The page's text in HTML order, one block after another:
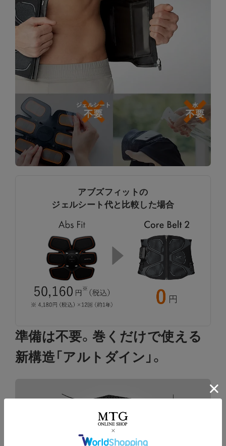
アブズフィットの
ジェルシート代と比較した場合
準備は不要。巻くだけで使える
新構造「アルトダイン」。